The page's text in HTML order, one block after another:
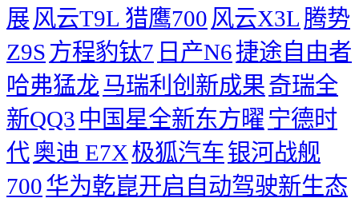
展 风云T9L 猎鹰700 风云X3L 腾势
Z9S 方程豹钛7 日产N6捷途自由者
哈弗猛龙马瑞利创新成果奇瑞全
新QQ3 中国星全新东方曜 宁德时
代奥迪 E7X极狐汽车银河战舰
700华为乾崑开启自动驾驶新生态